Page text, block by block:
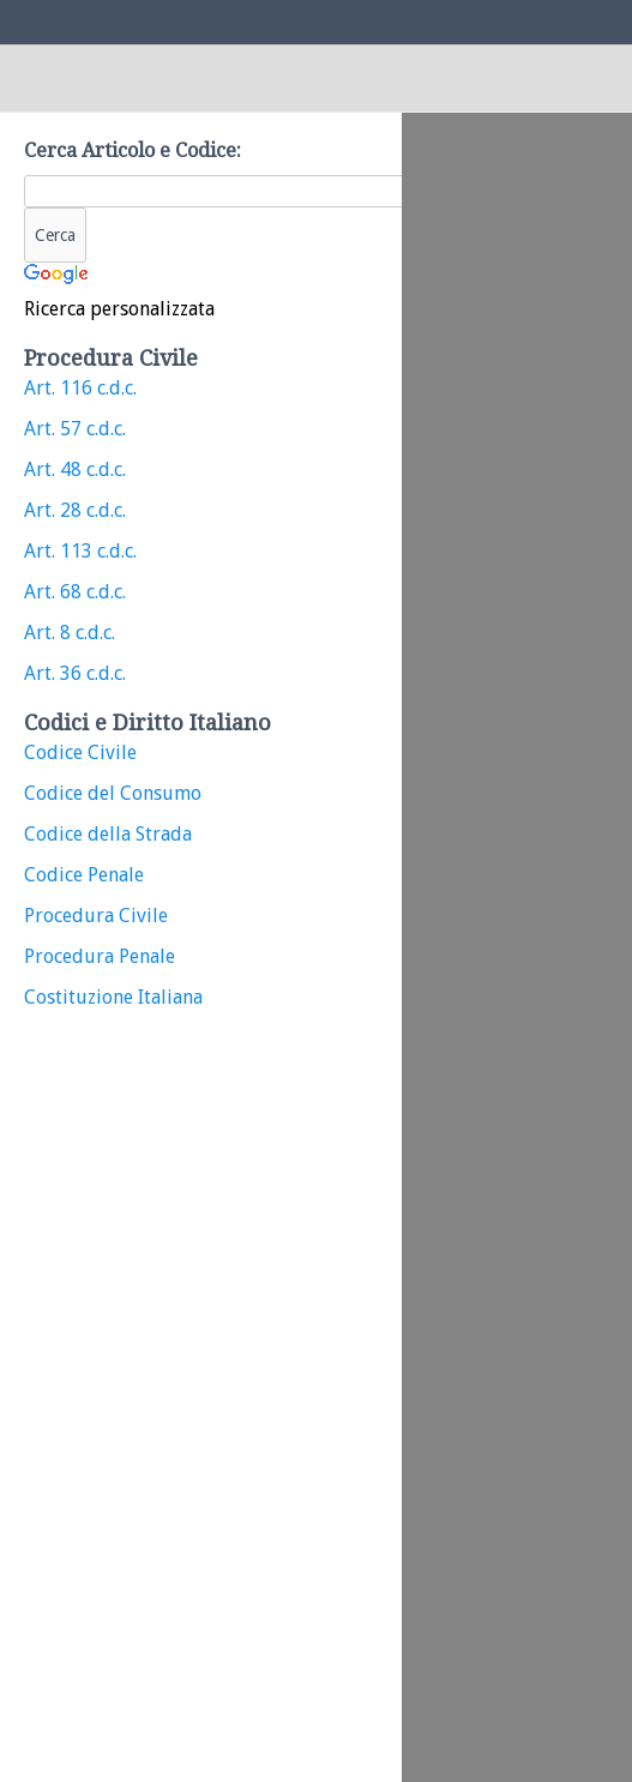
Cerca Articolo e Codice:
Ricerca personalizzata
Procedura Civile
Art. 116 c.d.c.
Art. 57 c.d.c.
Art. 48 c.d.c.
Art. 28 c.d.c.
Art. 113 c.d.c.
Art. 68 c.d.c.
Art. 8 c.d.c.
Art. 36 c.d.c.
Codici e Diritto Italiano
Codice Civile
Codice del Consumo
Codice della Strada
Codice Penale
Procedura Civile
Procedura Penale
Costituzione Italiana